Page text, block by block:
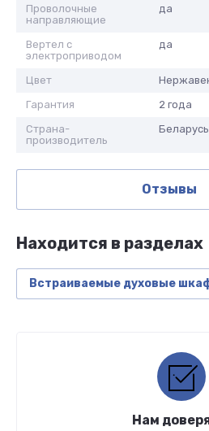
Проволочные
направляющие
да
Вертел с
электроприводом
да
Цвет
Гарантия
2 года
Страна-
производитель
Беларусь
Отзывы
Находится в разделах
Встраиваемые духовые
Нам